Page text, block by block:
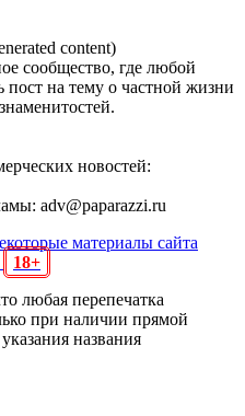
content)
сообщество, где любой
на тему о частной жизни
новостей:
adv@paparazzi.ru
материалы сайта
18+
любая перепечатка
при наличии прямой
названия